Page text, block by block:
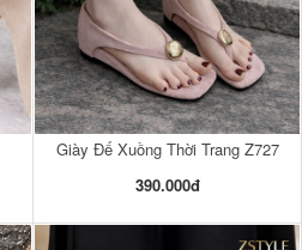
Giày Đế Xuồng Thời Trang Z727
390.000đ